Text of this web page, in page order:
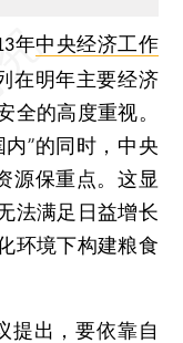
年中央经济工作
在明年主要经济
全的高度重视。
”的同时，中央
源保重点。这显
法满足日益增长
环境下构建粮食
提出，要依靠自